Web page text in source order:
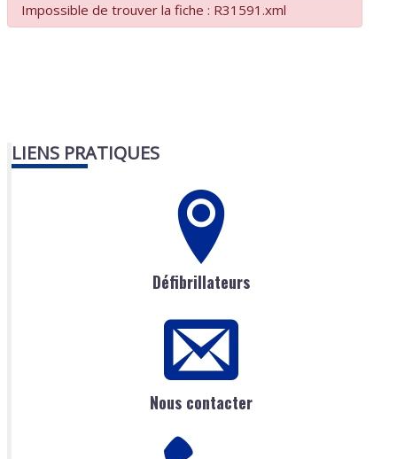
Impossible de trouver la fiche : R31591.xml
LIENS PRATIQUES
Défibrillateurs
Nous contacter